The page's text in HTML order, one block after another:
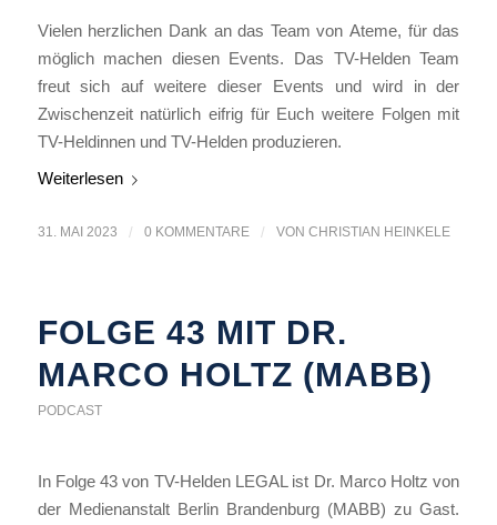
Vielen herzlichen Dank an das Team von Ateme, für das
möglich machen diesen Events. Das TV-Helden Team
freut sich auf weitere dieser Events und wird in der
Zwischenzeit natürlich eifrig für Euch weitere Folgen mit
TV-Heldinnen und TV-Helden produzieren.
Weiterlesen
31. MAI 2023 / 0 KOMMENTARE / VON CHRISTIAN HEINKELE
FOLGE 43 MIT DR.
MARCO HOLTZ (MABB)
PODCAST
In Folge 43 von TV-Helden LEGAL ist Dr. Marco Holtz von
der Medienanstalt Berlin Brandenburg (MABB) zu Gast.